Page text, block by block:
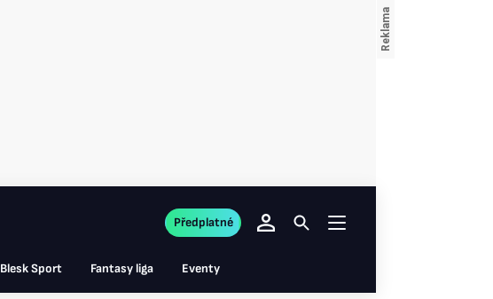
Blesk Sport Fantasy liga Eventy
Předplatné